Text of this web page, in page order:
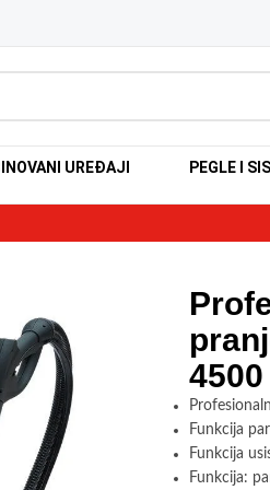
UREĐAJI PEGLE I
4500
Funkcija
Funkcija
Funkcija: